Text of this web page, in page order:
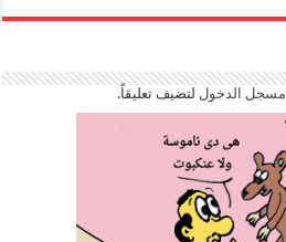
مسجل الدخوللتضيف تعليقاً.